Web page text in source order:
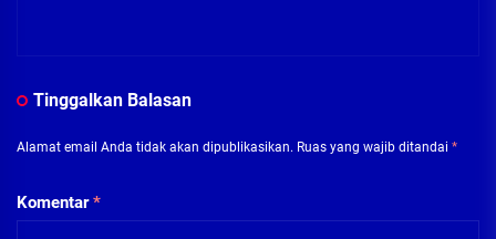
Tinggalkan Balasan
Alamat email Anda tidak akan dipublikasikan. Ruas yang wajib ditandai *
Komentar*